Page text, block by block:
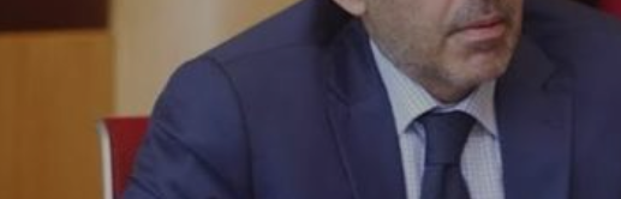
تحليق للطيران المسيّر على علوّ منخفض فوق ضواحي صور
زحمة سير خانقة على جسر القاسمية